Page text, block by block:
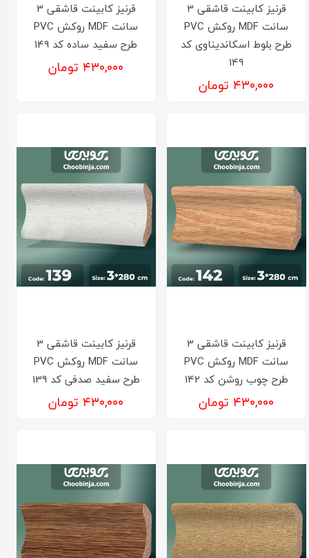
قرنیز کابینت قاشقی 3
سانت MDF روکش PVC
طرح بلوط اسکاندیناوی کد
149
۴۳۰,۰۰۰ تومان
قرنیز کابینت قاشقی 3
سانت MDF روکش PVC
طرح سفید ساده کد 149
۴۳۰,۰۰۰ تومان
قرنیز کابینت قاشقی 3
سانت MDF روکش PVC
طرح چوب روشن کد 142
۴۳۰,۰۰۰ تومان
قرنیز کابینت قاشقی 3
سانت MDF روکش PVC
طرح سفید صدفی کد 139
۴۳۰,۰۰۰ تومان